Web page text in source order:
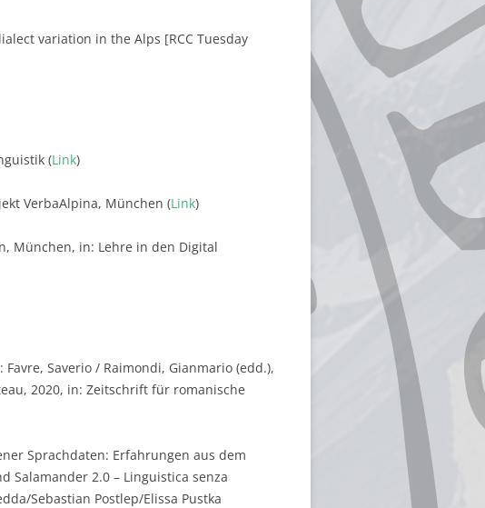
variation in the Alps [RCC Tuesday
(Link)
VerbaAlpina, München (Link)
München, in: Lehre in den Digital
Saverio / Raimondi, Gianmario (edd.),
2020, in: Zeitschrift für romanische
Sprachdaten: Erfahrungen aus dem
Salamander 2.0 – Linguistica senza
Sebastian Postlep/Elissa Pustka